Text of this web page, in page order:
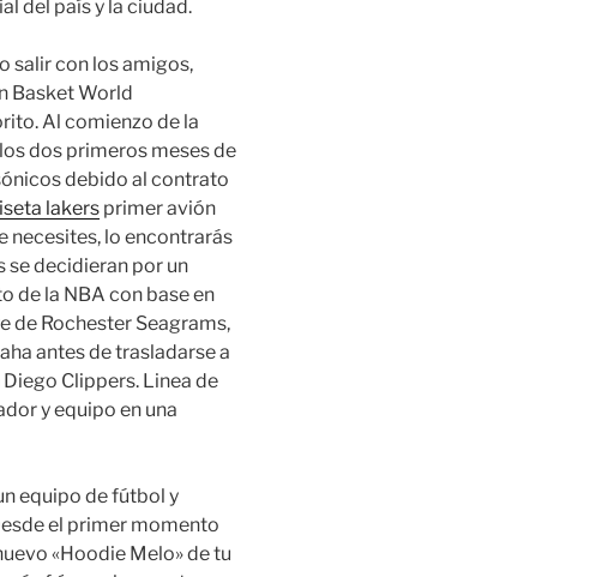
del país y la ciudad.
salir con los amigos,
Basket World
Al comienzo de la
dos primeros meses de
debido al contrato
lakers primer avión
necesites, lo encontrarás
se decidieran por un
de la NBA con base en
de Rochester Seagrams,
antes de trasladarse a
Clippers. Linea de
y equipo en una
equipo de fútbol y
el primer momento
«Hoodie Melo» de tu